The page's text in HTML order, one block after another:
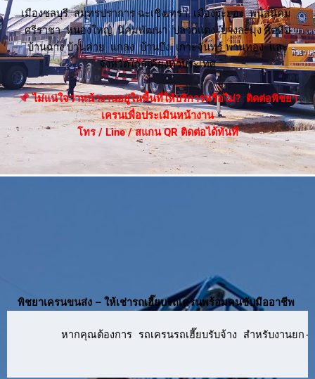
เมืองชลบุรี สมุทรปราการ ฉะเชิงเทรา เมืองระยอง พนัสนิคม
ศรีราชา หนองใหญ่ นิคมพัฒนา ปลวกแดง บางละมุง สัตหีบ
บ้านฉาง บ้านค่าย แกลง บ้านบึง เกาะจันทร์ พานทอง และ
จังหวัดใกล้เคียงทั่วประเทศ
ไม่แน่ใจว่าหน้างานอยู่ในพื้นที่ให้บริการหรือไม่? ติดต่อพิชยา
เครนเพื่อประเมินหน้างาน
โทร / Line / สแกน QR ติดต่อได้ทันที
พิชยาเครนขนส่ง – ให้เช่ารถเฮี๊ยบรถเครนพร้อมคนขับมืออาชีพ
หากคุณต้องการ รถเครนรถเฮี๊ยบรับจ้าง สำหรับงานยก